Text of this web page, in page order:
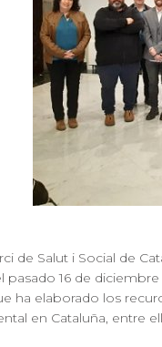
de Salut i Social de
16 de
ha elaborado los
en Cataluña, entre